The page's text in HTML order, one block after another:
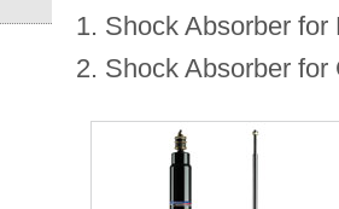
1. Shock Absorber for
2. Shock Absorber